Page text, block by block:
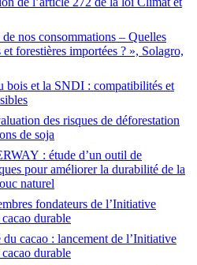
de nos consommations – Quelles
forestières importées ? », Solagro,
bois et la SNDI : compatibilités et
des risques de déforestation
de soja
: étude d’un outil de
pour améliorer la durabilité de la
naturel
fondateurs de l’Initiative
durable
cacao : lancement de l’Initiative
durable